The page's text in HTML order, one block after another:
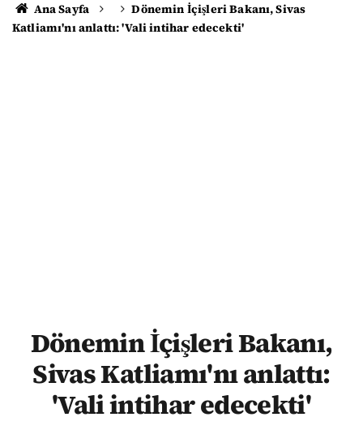
Ana Sayfa
Dönemin İçişleri Bakanı, Sivas
Katliamı'nı anlattı: 'Vali intihar edecekti'
Dönemin İçişleri Bakanı,
Sivas Katliamı'nı anlattı:
'Vali intihar edecekti'